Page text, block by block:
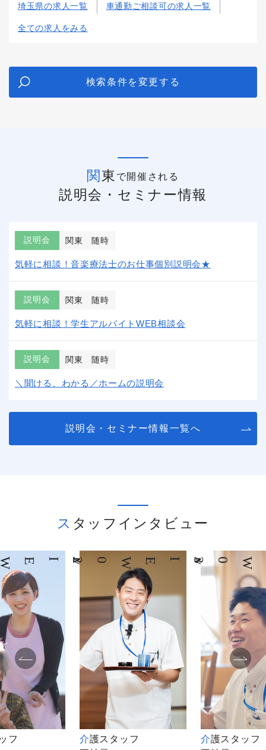
埼玉県の求人一覧 車通勤ご相談可の求人一覧
全ての求人をみる
検索条件を変更する
関東 で開催される
説明会・セミナー情報
説明会 関東 随時
気軽に相談！音楽療法士のお仕事個別説明会★
説明会 関東 随時
気軽に相談！学生アルバイトWEB相談会
説明会 関東 随時
＼聞ける、わかる／ホームの説明会
説明会・セミナー情報一覧へ
スタッフインタビュー
INTERVIEW INTERVIEW
介護スタッフ
03
介護スタッフ
04
介護